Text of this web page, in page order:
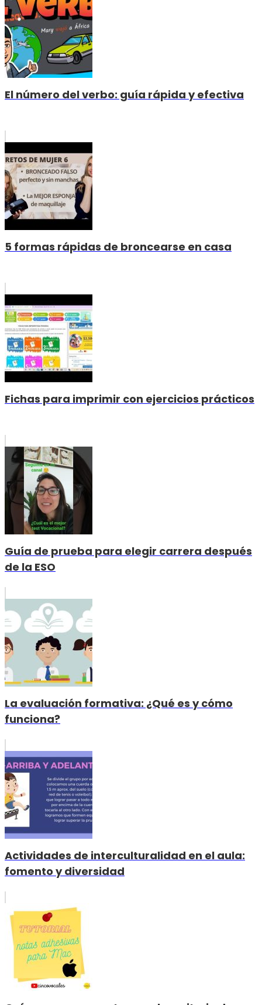
El número del verbo: guía rápida y efectiva
5 formas rápidas de broncearse en casa
Fichas para imprimir con ejercicios prácticos
Guía de prueba para elegir carrera después
de la ESO
La evaluación formativa: ¿Qué es y cómo
funciona?
Actividades de interculturalidad en el aula:
fomento y diversidad